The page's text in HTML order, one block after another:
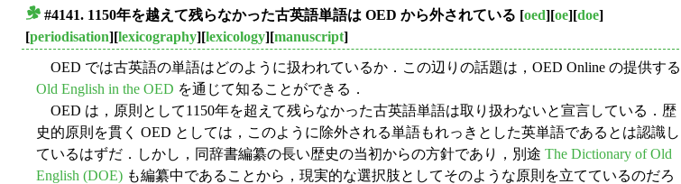
#4141. 1150年を越えて残らなかった古英語単語は OED から外されている [oed][oe][doe]
[periodisation][lexicography][lexicology][manuscript]
OED では古英語の単語はどのように扱われているか．この辺りの話題は，OED Online の提供する
Old English in the OED を通じて知ることができる．
OED は，原則として1150年を超えて残らなかった古英語単語は取り扱わないと宣言している．歴
史的原則を貫く OED としては，このように除外される単語もれっきとした英単語であるとは認識し
ているはずだ．しかし，同辞書編纂の長い歴史の当初からの方針であり，別途 The Dictionary of Old
English (DOE) も編纂中であることから，現実的な選択肢としてそのような原則を立てているのだろ